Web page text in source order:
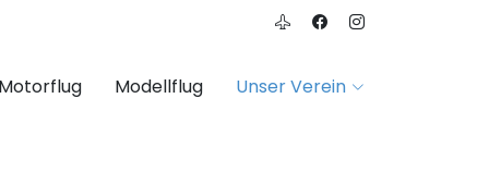
Modellflug Unser Verein